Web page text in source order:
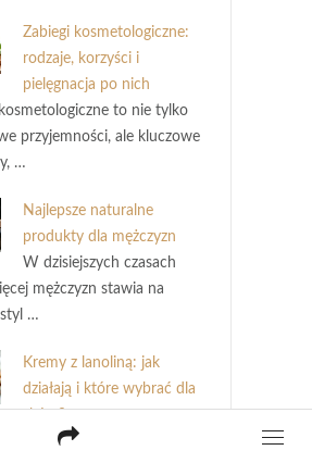
Zabiegi kosmetologiczne:
rodzaje, korzyści i
pielęgnacja po nich
to nie tylko
przyjemności, ale kluczowe
…
Najlepsze naturalne
produkty dla mężczyzn
W dzisiejszych czasach
mężczyzn stawia na
…
Kremy z lanoliną: jak
działają i które wybrać dla
skóry?
lanoliną to skarb w świecie